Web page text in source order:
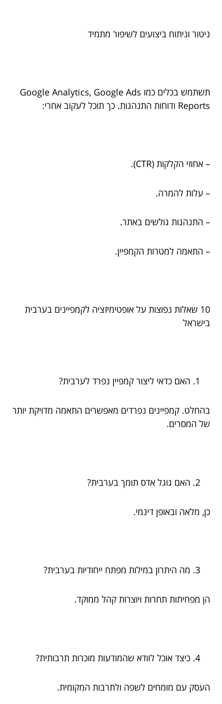
ניטור וניתוח ביצועים לשיפור מתמיד
תשתמש בכלים כמו Google Analytics, Google Ads
Reports ודוחות התנהגות. כך תוכל לעקוב אחרי:
– אחוזי הקלקות (CTR).
– עלות להמרה.
– התנהגות גולשים באתר.
– התאמה למטרות הקמפיין.
10 שאלות נפוצות על אופטימיזציה לקמפיינים בערבית
בישראל
האם כדאי ליצור קמפיין נפרד לערבית?
בהחלט. קמפיינים נפרדים מאפשרים התאמה מדויקת יותר
של המסרים.
האם גוגל אדס תומך בערבית?
כן, מלאה ובאופן דינמי.
מה היתרון במילות מפתח ייחודיות בערבית?
הן מפחיתות תחרות ויוצרות קהל ממוקד.
כיצד אוכל לוודא שהמודעות מוכרות תרבותית?
העסק עם מומחים לשפה ולתרבות המקומית.